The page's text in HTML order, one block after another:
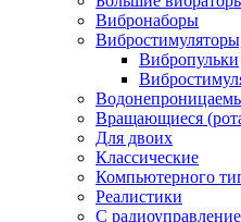
Вибронаборы
Вибропульки
Вращающиеся
Для двоих
Классические
Компьютерного
Реалистики
С